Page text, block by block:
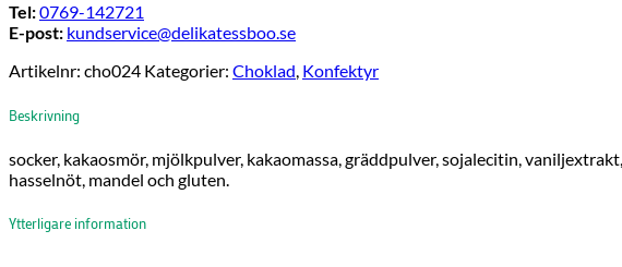
Tel:0769-142721
E-post: kundservice@delikatessboo.se
Artikelnr: cho024 Kategorier: Choklad, Konfektyr
Beskrivning
socker, kakaosmör, mjölkpulver, kakaomassa, gräddpulver, sojalecitin,
hasselnöt, mandel och gluten.
Ytterligare information